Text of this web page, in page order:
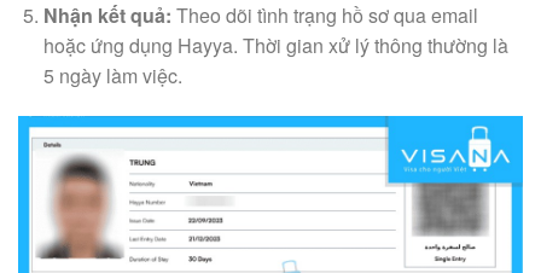
Nhận kết quả: Theo dõi tình trạng hồ sơ qua email
hoặc ứng dụng Hayya. Thời gian xử lý thông thường là
5 ngày làm việc.